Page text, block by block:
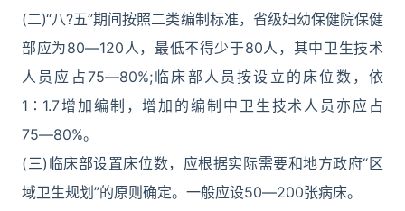
(二)“八?五”期间按照二类编制标准，省级妇幼保健院保健
部应为80―120人，最低不得少于80人，其中卫生技术
人员应占75―80%;临床部人员按设立的床位数，依
1∶1.7增加编制，增加的编制中卫生技术人员亦应占
75―80%。
(三)临床部设置床位数，应根据实际需要和地方政府“区
域卫生规划”的原则确定。一般应设50―200张病床。